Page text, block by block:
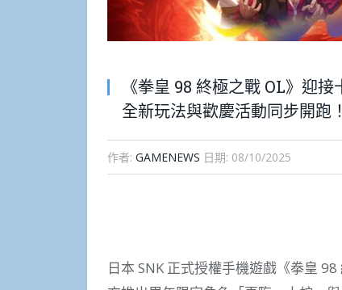
《拳皇 98 終極之戰 OL》迎
全新玩法與歡慶活動同步開跑！
作者: GAMENEWS 日期: 08/10/2025
日本 SNK 正式授權手機遊戲《拳皇